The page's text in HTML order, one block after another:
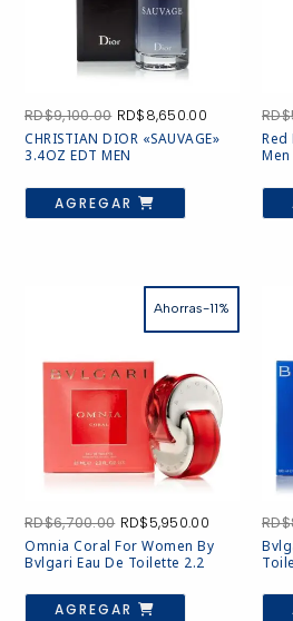
RD$9,100.00 El
precio
original
RD$9,100.00.
RD$8,650.00El
precio
actual
CHRISTIAN DIOR «SAUVAGE»
3.4OZ EDT MEN
AGREGAR
RD$
Ahorras-11%
RD$6,700.00 El
precio
original
RD$6,700.00.
RD$5,950.00El
precio
actual
Omnia Coral For Women By
Bvlgari Eau De Toilette 2.2
AGREGAR
RD$